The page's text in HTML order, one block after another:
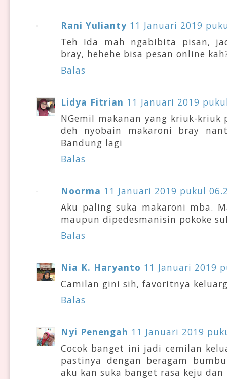
Rani Yulianty 11 Januari 2019
Teh Ida mah ngabibita pisan,
bray, hehehe bisa pesan online
Balas
Lidya Fitrian 11 Januari 2019
NGemil makanan yang kriuk-
deh nyobain makaroni bray
Bandung lagi
Balas
Noorma 11 Januari 2019 pukul
Aku paling suka makaroni mba.
maupun dipedesmanisin pokoke
Balas
Nia K. Haryanto 11 Januari 2019
Camilan gini sih, favoritnya
Balas
Nyi Penengah 11 Januari 2019
Cocok banget ini jadi cemilan
pastinya dengan beragam
aku kan suka banget rasa keju dan